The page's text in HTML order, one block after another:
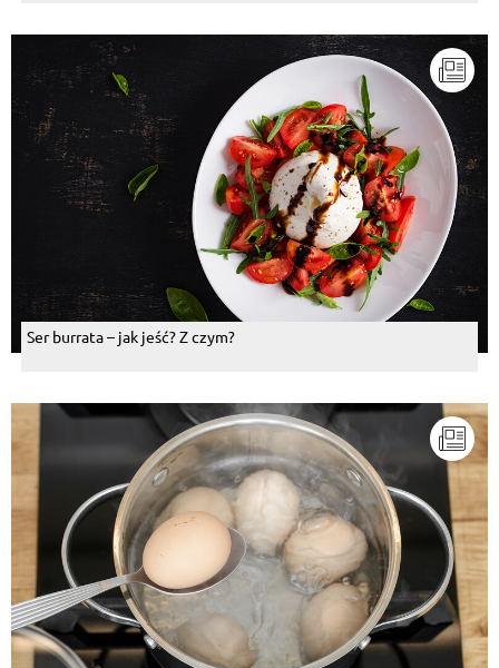
Ser burrata – jak jeść? Z czym?